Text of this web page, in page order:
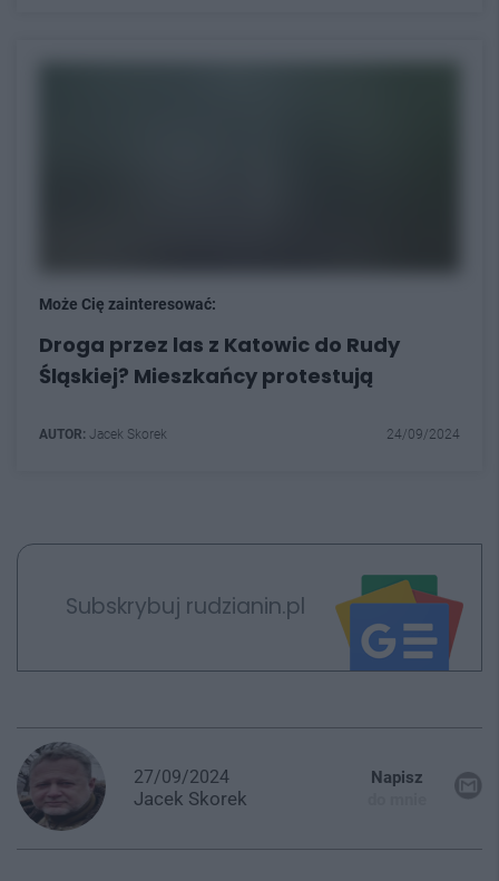
Może Cię zainteresować:
Droga przez las z Katowic do Rudy
Śląskiej? Mieszkańcy protestują
AUTOR: Jacek Skorek 24/09/2024
Subskrybuj rudzianin.pl
27/09/2024
Jacek Skorek
Napisz